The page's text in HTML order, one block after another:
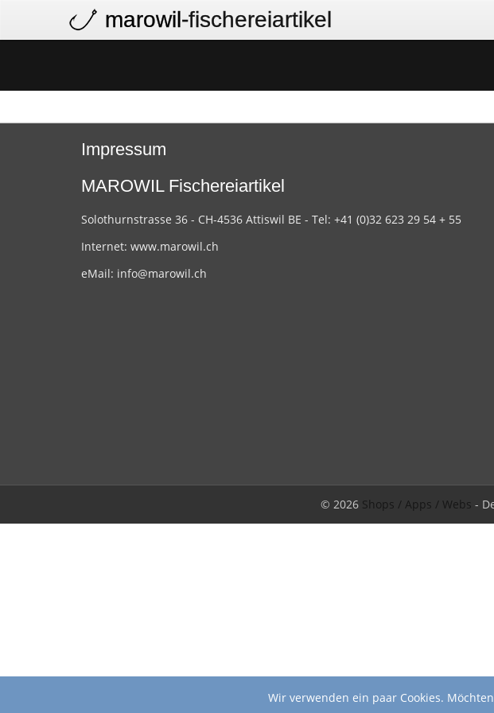
marowil-fischereiartikel
Impressum
MAROWIL Fischereiartikel
Solothurnstrasse 36 - CH-4536 Attiswil BE - Tel: +41 (0)32 623 29 54 + 55
Internet: www.marowil.ch
eMail: info@marowil.ch
© 2026 Shops / Apps / Webs -
Wir verwenden ein paar Cookies.